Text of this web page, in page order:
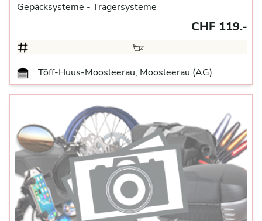
Gepäcksysteme - Trägersysteme
CHF 119.-
Töff-Huus-Moosleerau, Moosleerau (AG)